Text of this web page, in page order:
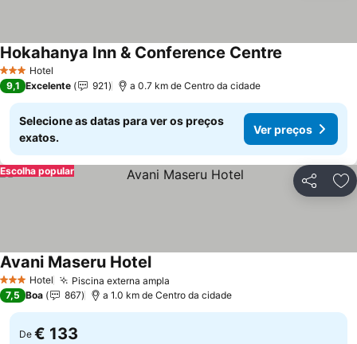
3 EstrelasHotel
Hokahanya Inn & Conference Centre
9,1 Excelente 921 a 0.7 km de Centro da cidade
Selecione as datas para ver os preços
exatos.
Ver preços
Partilhar
Escolha popular
3 EstrelasHotel Piscina externa ampla
Avani Maseru Hotel
7,5 Boa 867 a 1.0 km de Centro da cidade
De € 133